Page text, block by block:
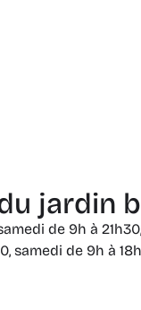
jardin
de 9h à
samedi de 9h à